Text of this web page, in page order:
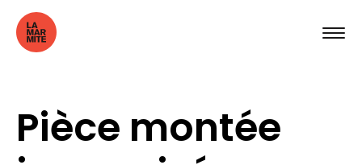
Pièce montée